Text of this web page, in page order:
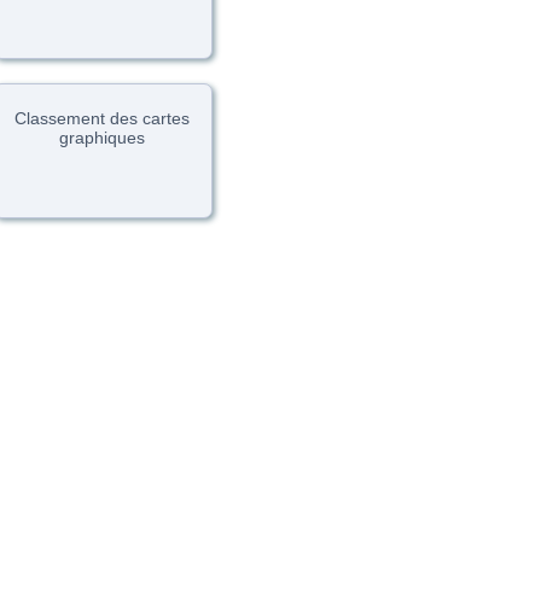
Classement des cartes
graphiques